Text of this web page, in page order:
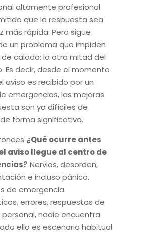
altamente profesional
que la respuesta sea
más rápida. Pero sigue
un problema que impiden
calado: la otra mitad del
Es decir, desde el momento
aviso es recibido por un
emergencias, las mejoras
son ya difíciles de
forma significativa.
¿Qué ocurre antes
aviso llegue al centro de
Nervios, desorden,
e incluso pánico.
de emergencia
errores, respuestas de
nadie encuentra
ello es escenario habitual